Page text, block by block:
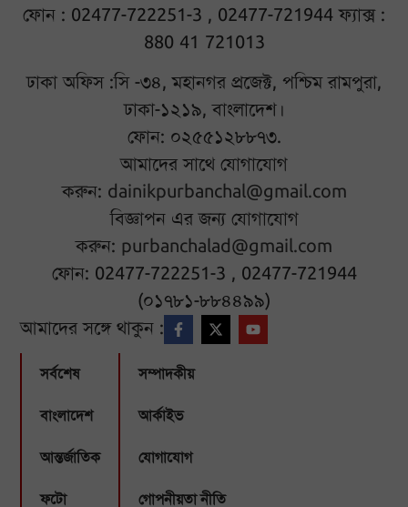
ফোন : 02477-722251-3 , 02477-721944 ফ্যাক্স :
880 41 721013
ঢাকা অফিস :সি -৩৪, মহানগর প্রজেক্ট, পশ্চিম রামপুরা,
ঢাকা-১২১৯, বাংলাদেশ।
ফোন: ০২৫৫১২৮৮৭৩.
আমাদের সাথে যোগাযোগ
করুন: dainikpurbanchal@gmail.com
বিজ্ঞাপন এর জন্য যোগাযোগ
করুন: purbanchalad@gmail.com
ফোন: 02477-722251-3 , 02477-721944
(০১৭৮১-৮৮৪৪৯৯)
আমাদের সঙ্গে থাকুন :
সর্বশেষ
বাংলাদেশ
আন্তর্জাতিক
ফটো
সম্পাদকীয়
আর্কাইভ
যোগাযোগ
গোপনীয়তা নীতি